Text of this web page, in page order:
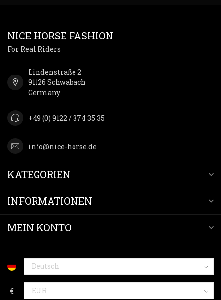
NICE HORSE FASHION
For Real Riders
Lindenstraße 2
91126 Schwabach
Germany
+49 (0) 9122 / 874 35 35
info@nice-horse.de
KATEGORIEN
INFORMATIONEN
MEIN KONTO
€